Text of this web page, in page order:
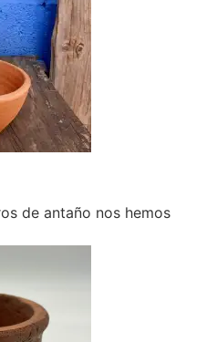
de antaño nos hemos